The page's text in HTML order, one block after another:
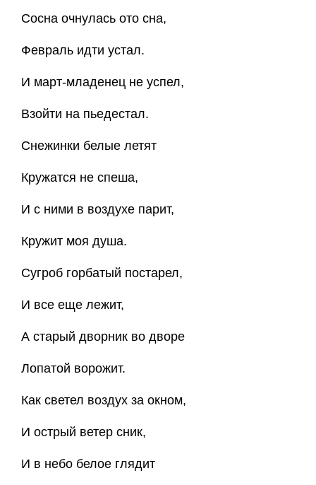
Сосна очнулась ото сна,
Февраль идти устал.
И март-младенец не успел,
Взойти на пьедестал.
Снежинки белые летят
Кружатся не спеша,
И с ними в воздухе парит,
Кружит моя душа.
Сугроб горбатый постарел,
И все еще лежит,
А старый дворник во дворе
Лопатой ворожит.
Как светел воздух за окном,
И острый ветер сник,
И в небо белое глядит